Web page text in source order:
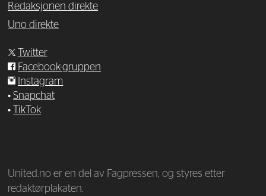
Redaksjonen direkte
Uno direkte
Twitter
Facebook-gruppen
Instagram
•Snapchat
•
TikTok
United.no er en del av Fagpressen, og styres etter
redaktørplakaten.